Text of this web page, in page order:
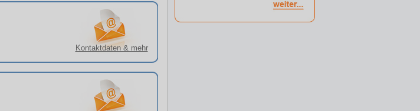
Kontaktdaten & mehr